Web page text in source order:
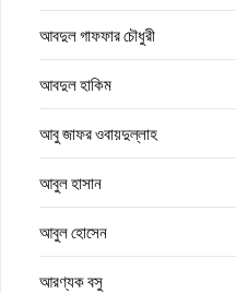
আবদুল গাফফার চৌধুরী
আবদুল হাকিম
আবু জাফর ওবায়দুল্লাহ
আবুল হাসান
আবুল হোসেন
আরণ্যক বসু